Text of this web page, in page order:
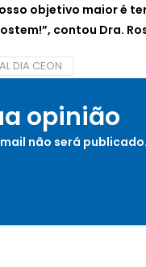
objetivo maior é
contou Dra.
DIA CEON
opinião
não será publicado.